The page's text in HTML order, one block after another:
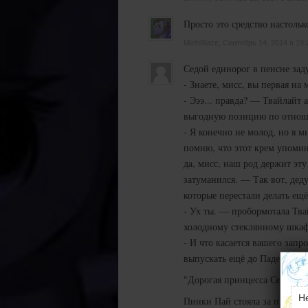
Просто это средство
Седой единорог в пенсне
- Знаете, мисс, вы первая на
- Эээ... правда? — Твайлайт
выгодную позицию по
- Я конечно не молод, но я
помню, что этот крем
да, мисс, наш род держит
затуманился. — Так вот,
которые перестали делать
- Ух ты. — пробормотала
холодному стеклянному
- И что касается вашего
выпускать ещё до Падения
"Дорогая принцесса
Пинки Пай стояла за